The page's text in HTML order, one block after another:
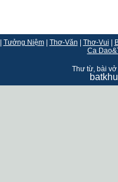
Tưởng Niệm| Thơ-Văn Thơ-Vui
Ca
Thư từ, bài vở